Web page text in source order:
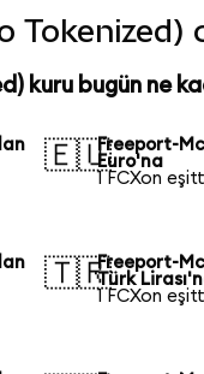
kuru bugün ne
🇪🇺Freeport-
Euro'na
1 FCXon
🇹🇷Freeport-
Türk
1 FCXon